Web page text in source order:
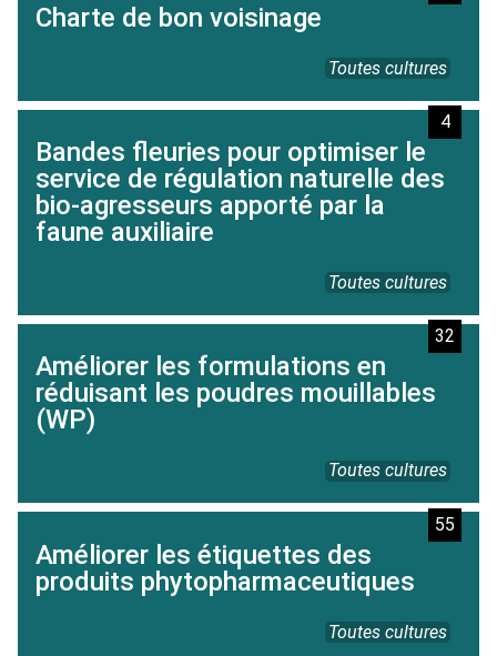
Charte de bon voisinage
Toutes cultures
Bandes fleuries pour optimiser le
service de régulation naturelle des
bio-agresseurs apporté par la
faune auxiliaire
4
Toutes cultures
Améliorer les formulations en
réduisant les poudres mouillables
(WP)
32
Toutes cultures
Améliorer les étiquettes des
produits phytopharmaceutiques
55
Toutes cultures